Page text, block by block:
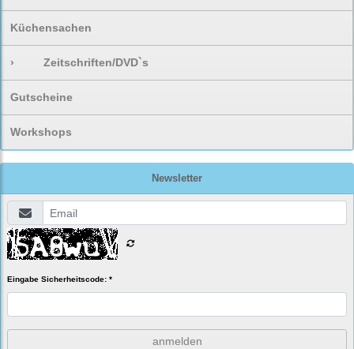
Küchensachen
› Zeitschriften/DVD`s
Gutscheine
Workshops
Newsletter
Eingabe Sicherheitscode: *
anmelden